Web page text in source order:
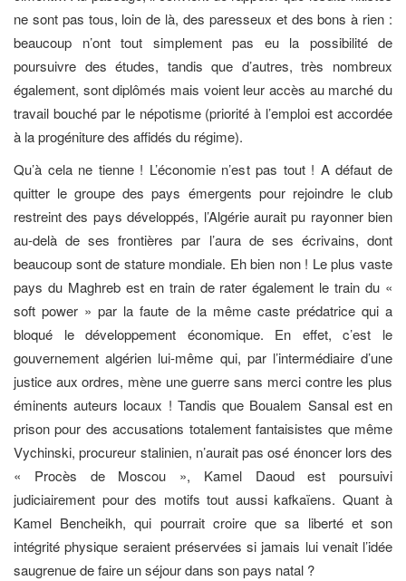
ne sont pas tous, loin de là, des paresseux et des bons à rien :
beaucoup n’ont tout simplement pas eu la possibilité de
poursuivre des études, tandis que d’autres, très nombreux
également, sont diplômés mais voient leur accès au marché du
travail bouché par le népotisme (priorité à l’emploi est accordée
à la progéniture des affidés du régime).
Qu’à cela ne tienne ! L’économie n’est pas tout ! A défaut de
quitter le groupe des pays émergents pour rejoindre le club
restreint des pays développés, l’Algérie aurait pu rayonner bien
au-delà de ses frontières par l’aura de ses écrivains, dont
beaucoup sont de stature mondiale. Eh bien non ! Le plus vaste
pays du Maghreb est en train de rater également le train du «
soft power » par la faute de la même caste prédatrice qui a
bloqué le développement économique. En effet, c’est le
gouvernement algérien lui-même qui, par l’intermédiaire d’une
justice aux ordres, mène une guerre sans merci contre les plus
éminents auteurs locaux ! Tandis que Boualem Sansal est en
prison pour des accusations totalement fantaisistes que même
Vychinski, procureur stalinien, n’aurait pas osé énoncer lors des
« Procès de Moscou », Kamel Daoud est poursuivi
judiciairement pour des motifs tout aussi kafkaïens. Quant à
Kamel Bencheikh, qui pourrait croire que sa liberté et son
intégrité physique seraient préservées si jamais lui venait l’idée
saugrenue de faire un séjour dans son pays natal ?